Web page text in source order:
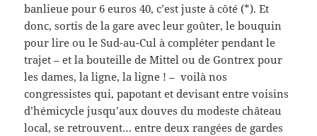
banlieue pour 6 euros 40, c’est juste à côté (*). Et
donc, sortis de la gare avec leur goûter, le bouquin
pour lire ou le Sud-au-Cul à compléter pendant le
trajet – et la bouteille de Mittel ou de Gontrex pour
les dames, la ligne, la ligne ! – voilà nos
congressistes qui, papotant et devisant entre voisins
d’hémicycle jusqu’aux douves du modeste château
local, se retrouvent… entre deux rangées de gardes